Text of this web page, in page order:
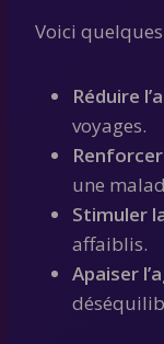
Voici
Réduire
voyages.
une
Stimuler
affaiblis.
Apaiser